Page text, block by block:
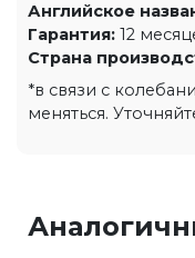
Английское
Гарантия: 12
Страна
*в связи с
меняться.